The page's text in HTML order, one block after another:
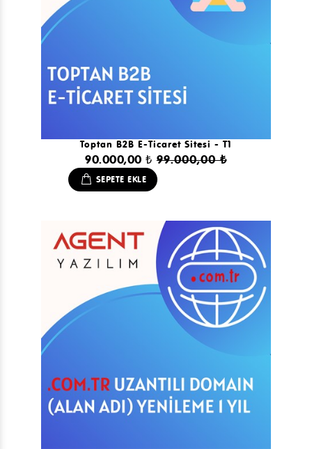
Toptan B2B E-Ticaret Sitesi - T1
90.000,00 ₺ 99.000,00 ₺
SEPETE EKLE